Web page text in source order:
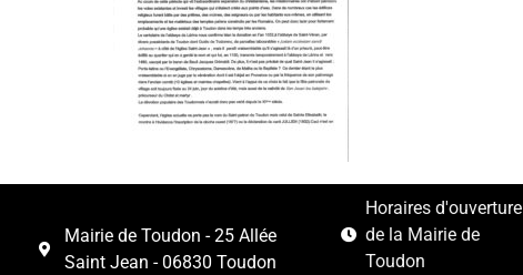
Mairie de Toudon - 25 Allée
Saint Jean - 06830 Toudon
Horaires d'ouverture
de la Mairie de
Toudon